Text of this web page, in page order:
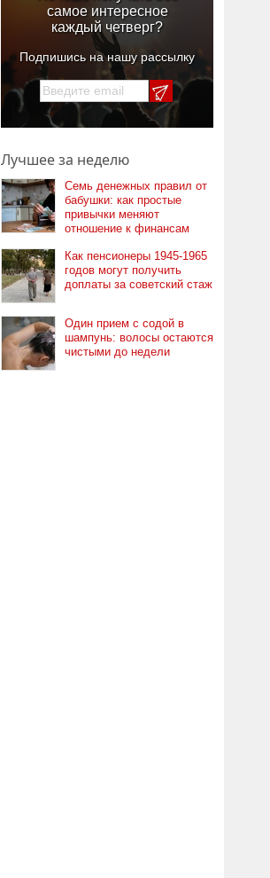
самое интересное
каждый четверг?
Подпишись на нашу рассылку
Лучшее за неделю
Семь денежных правил от
бабушки: как простые
привычки меняют
отношение к финансам
Как пенсионеры 1945-1965
годов могут получить
доплаты за советский стаж
Один прием с содой в
шампунь: волосы остаются
чистыми до недели